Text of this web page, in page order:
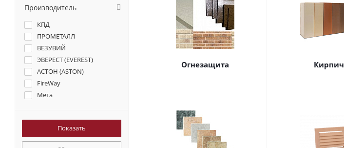
Огнезащита Кирпич
Производитель
КПД
ПРОМЕТАЛЛ
ВЕЗУВИЙ
ЭВЕРЕСТ (EVEREST)
АСТОН (ASTON)
FireWay
Мета